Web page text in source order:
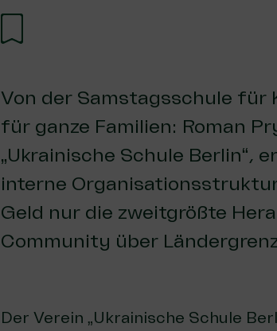
Von der Samstagsschule für
für ganze Familien: Roman
„Ukrainische Schule Berlin“,
interne
Geld nur die zweitgrößte
Community über
Der Verein „Ukrainische Schule